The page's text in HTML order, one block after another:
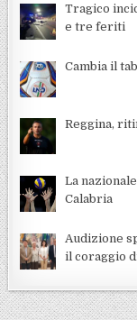
Tragico
e tre feriti
Cambia il
Reggina,
La
Calabria
Audizione
il coraggio